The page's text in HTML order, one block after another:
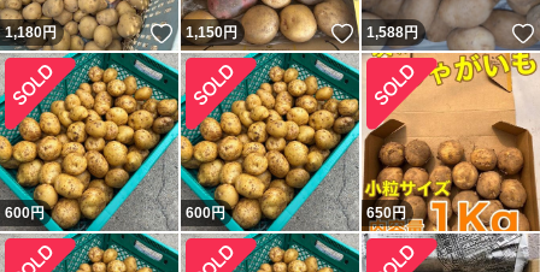
1,180円 いいね！
1,150円 いいね！
1,588円
600円 600円 650円